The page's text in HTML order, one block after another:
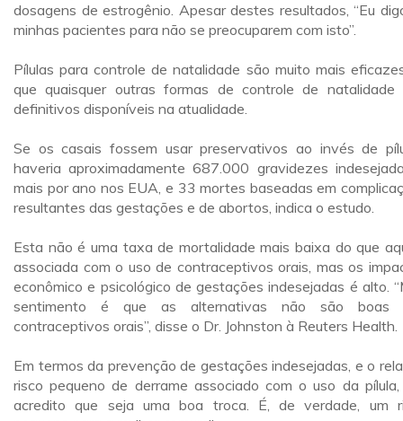
dosagens de estrogênio. Apesar destes resultados, “Eu
minhas pacientes para não se preocuparem com isto”.
Pílulas para controle de natalidade são muito mais
que quaisquer outras formas de controle de natalidade
definitivos disponíveis na atualidade.
Se os casais fossem usar preservativos ao invés de
haveria aproximadamente 687.000 gravidezes
mais por ano nos EUA, e 33 mortes baseadas em
resultantes das gestações e de abortos, indica o estudo.
Esta não é uma taxa de mortalidade mais baixa do que
associada com o uso de contraceptivos orais, mas os
econômico e psicológico de gestações indesejadas é alto.
sentimento é que as alternativas não são boas
contraceptivos orais”, disse o Dr. Johnston à Reuters Health.
Em termos da prevenção de gestações indesejadas, e o
risco pequeno de derrame associado com o uso da pílula,
acredito que seja uma boa troca. É, de verdade, um